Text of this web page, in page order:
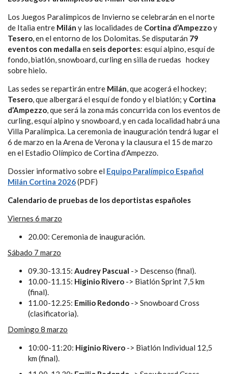
Los Juegos Paralímpicos de Invierno se celebrarán en el norte
de Italia entre Milán y las localidades de Cortina d’Ampezzoy
Tesero, en el entorno de los Dolomitas. Se disputarán 79
eventos con medalla en seis deportes: esquí alpino, esquí de
fondo, biatlón, snowboard, curling en silla de ruedas hockey
sobre hielo.
Las sedes se repartirán entre Milán, que acogerá el hockey;
Tesero, que albergará el esquí de fondo y el biatlón; y Cortina
d’Ampezzo, que será la zona más concurrida con los eventos de
curling, esquí alpino y snowboard, y en cada localidad habrá una
Villa Paralímpica. La ceremonia de inauguración tendrá lugar el
6 de marzo en la Arena de Verona y la clausura el 15 de marzo
en el Estadio Olímpico de Cortina d’Ampezzo.
Dossier informativo sobre el Equipo Paralímpico Español
Milán Cortina 2026(PDF)
Calendario de pruebas de los deportistas españoles
Viernes 6 marzo
20.00: Ceremonia de inauguración.
Sábado 7 marzo
09.30-13.15: Audrey Pascual -> Descenso (final).
10.00-11.15: Higinio Rivero -> Biatlón Sprint 7,5 km
(final).
11.00-12.25: Emilio Redondo -> Snowboard Cross
(clasificatoria).
Domingo 8 marzo
10:00-11:20: Higinio Rivero -> Biatlón Individual 12,5
km (final).